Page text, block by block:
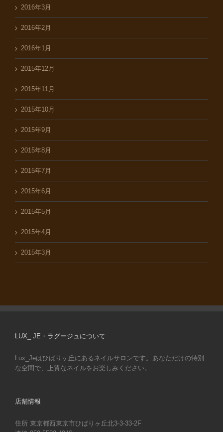
2016年3月
2016年2月
2016年1月
2015年12月
2015年11月
2015年10月
2015年9月
2015年8月
2015年7月
2015年6月
2015年5月
2015年4月
2015年3月
LUX_ JE・ラグージュについて
Lux_Jeはひばりヶ丘にあるネイルサロンです。あなただけの特別
な空間で、上質なネイルをお楽しみください。
店舗情報
住所 東京都西東京市ひばりヶ丘北3-3-33-2F